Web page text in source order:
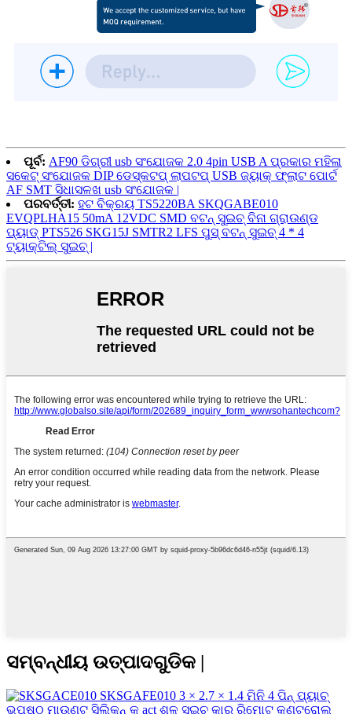
ପୂର୍ବ: AF90 ଡିଗ୍ରୀ usb ସଂଯୋଜକ 2.0 4pin USB A ପ୍ରକାର ମହିଳା
ସକେଟ୍ ସଂଯୋଜକ DIP ଡେସ୍କଟପ୍ ଲାପଟପ୍ USB ଜ୍ୟାକ୍ ଫ୍ଲାଟ ପୋର୍ଟ
AF SMT ସିଧାସଳଖ usb ସଂଯୋଜକ |
ପରବର୍ତ୍ତୀ: ହଟ ବିକ୍ରୟ TS5220BA SKQGABE010
EVQPLHA15 50mA 12VDC SMD ବଟନ୍ ସୁଇଚ୍ ବିନା ଗ୍ରାଉଣ୍ଡ
ପ୍ୟାଡ୍ PTS526 SKG15J SMTR2 LFS ପୁସ୍ ବଟନ୍ ସୁଇଚ୍ 4 * 4
ଟ୍ୟାକ୍ଟିଲ୍ ସୁଇଚ୍ |
ସମ୍ବନ୍ଧୀୟ ଉତ୍ପାଦଗୁଡିକ |